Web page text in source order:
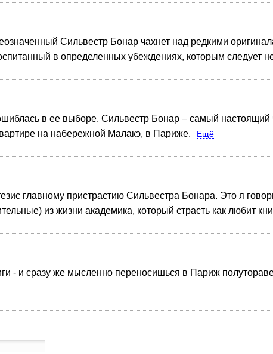
Сильвестр Бонар чахнет над редкими
в определенных убеждениях, которым следует
в ее выборе. Сильвестр Бонар – самый настоящий
на набережной Малакэ, в Париже.
Ещё
главному пристрастию Сильвестра Бонара. Это я
из жизни академика, который страсть как любит
- и сразу же мысленно переносишься в Париж